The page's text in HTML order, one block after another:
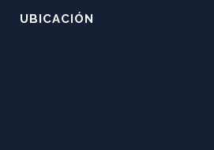
UBICACIÓN